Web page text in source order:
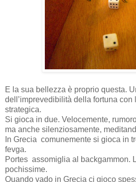
E la sua bellezza è proprio questa.
dell’imprevedibilità della fortuna con
strategica.
Si gioca in due. Velocemente,
ma anche silenziosamente,
In Grecia comunemente si gioca in
fevga.
Portes assomiglia al backgammon.
pochissime.
Quando vado in Grecia ci gioco